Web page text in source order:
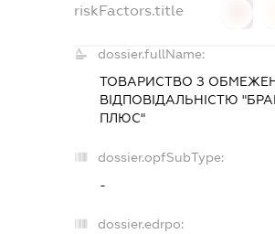
riskFactors.title
dossier.fullName:
ТОВАРИСТВО З
ВІДПОВІДАЛЬНІСТЮ
ПЛЮС"
dossier.opfSubType:
-
dossier.edrpo: